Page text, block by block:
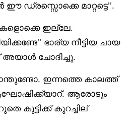
ഈ ഡ്രസ്സൊക്കെ മാറ്റട്ടെ’’.
ഇല്ലേ.
ഭാര്യ നീട്ടിയ ചായ
അയാൾ ചോദിച്ചു.
ഇന്നത്തെ കാലത്ത്
ആരോടും
കുട്ടിക്ക് കുറച്ചില്